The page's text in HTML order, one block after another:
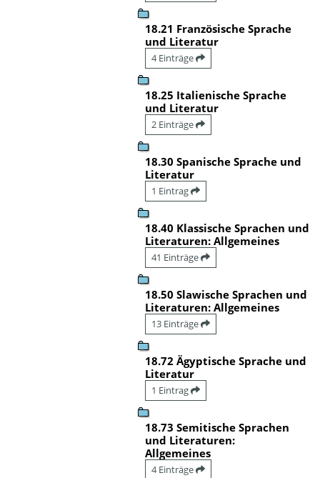
18.21 Französische Sprache
und Literatur
4 Einträge
18.25 Italienische Sprache
und Literatur
2 Einträge
18.30 Spanische Sprache und
Literatur
1 Eintrag
18.40 Klassische Sprachen und
Literaturen: Allgemeines
41 Einträge
18.50 Slawische Sprachen und
Literaturen: Allgemeines
13 Einträge
18.72 Ägyptische Sprache und
Literatur
1 Eintrag
18.73 Semitische Sprachen
und Literaturen:
Allgemeines
4 Einträge